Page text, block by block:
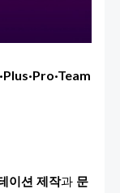
이션 제작과 문